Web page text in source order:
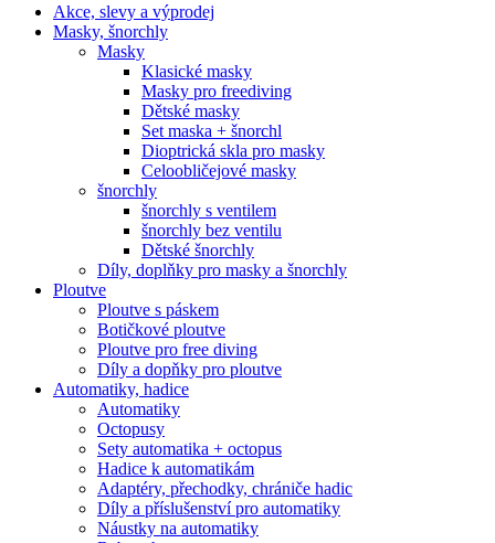
Akce, slevy a výprodej
Masky, šnorchly
Masky
Klasické masky
Masky pro freediving
Dětské masky
Set maska + šnorchl
Dioptrická skla pro masky
Celoobličejové masky
šnorchly
šnorchly s ventilem
šnorchly bez ventilu
Dětské šnorchly
Díly, doplňky pro masky a šnorchly
Ploutve
Ploutve s páskem
Botičkové ploutve
Ploutve pro free diving
Díly a dopňky pro ploutve
Automatiky, hadice
Automatiky
Octopusy
Sety automatika + octopus
Hadice k automatikám
Adaptéry, přechodky, chrániče hadic
Díly a příslušenství pro automatiky
Náustky na automatiky